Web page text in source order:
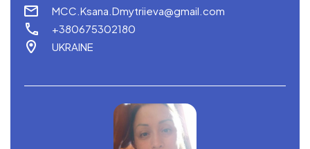
MCC.Ksana.Dmytriieva@gmail.com
+380675302180
UKRAINE